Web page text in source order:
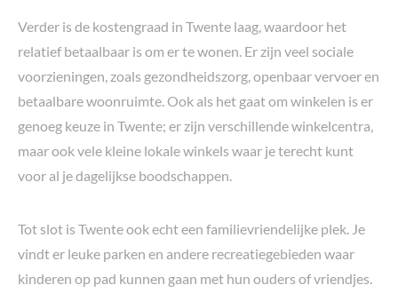
Verder is de kostengraad in Twente laag, waardoor het
relatief betaalbaar is om er te wonen. Er zijn veel sociale
voorzieningen, zoals gezondheidszorg, openbaar vervoer en
betaalbare woonruimte. Ook als het gaat om winkelen is er
genoeg keuze in Twente; er zijn verschillende winkelcentra,
maar ook vele kleine lokale winkels waar je terecht kunt
voor al je dagelijkse boodschappen.
Tot slot is Twente ook echt een familievriendelijke plek. Je
vindt er leuke parken en andere recreatiegebieden waar
kinderen op pad kunnen gaan met hun ouders of vriendjes.